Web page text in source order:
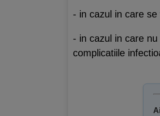
- in cazul in care
- in cazul in care
complicatiile